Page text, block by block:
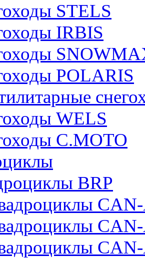
STELS
IRBIS
POLARIS
WELS
C.MOTO
BRP